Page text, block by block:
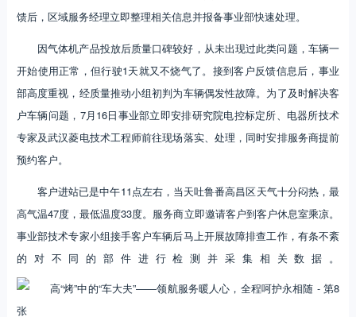
馈后，区域服务经理立即整理相关信息并报备事业部快速处理。
因气体机产品投放后质量口碑较好，从未出现过此类问题，车辆一
开始使用正常，但行驶1天就又不烧气了。接到客户反馈信息后，事业
部高度重视，经质量推动小组初判为车辆偶发性故障。为了及时解决客
户车辆问题，7月16日事业部立即安排研究院电控标定所、电器所技术
专家及武汉菱电技术工程师前往现场落实、处理，同时安排服务商提前
预约客户。
客户进站已是中午11点左右，当天吐鲁番高昌区天气十分闷热，最
高气温47度，最低温度33度。服务商立即邀请客户到客户休息室乘凉。
事业部技术专家小组接手客户车辆后马上开展故障排查工作，有条不紊
的对不同的部件进行检测并采集相关数据。